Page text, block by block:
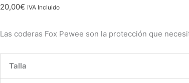
20,00€ IVA Incluido
Las coderas Fox Pewee son la protección que
Talla
Titan